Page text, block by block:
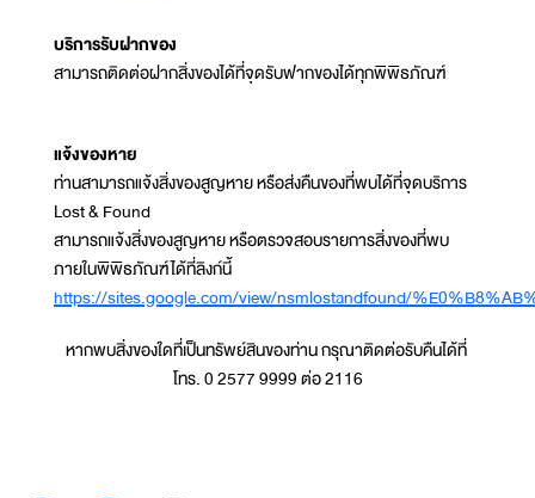
บริการรับฝากของ
สามารถติดต่อฝากสิ่งของได้ที่จุดรับฟากของได้ทุกพิพิธภัณฑ์
แจ้งของหาย
ท่านสามารถแจ้งสิ่งของสูญหาย หรือส่งคืนของที่พบได้ที่จุดบริการ
Lost & Found
สามารถแจ้งสิ่งของสูญหาย หรือตรวจสอบรายการสิ่งของที่พบ
ภายในพิพิธภัณฑ์ได้ที่ลิงก์นี้
https://sites.google.com/view/nsmlostandfound/
หากพบสิ่งของใดที่เป็นทรัพย์สินของท่าน กรุณาติดต่อรับคืนได้ที่
โทร. 0 2577 9999 ต่อ 2116